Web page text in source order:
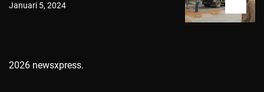
Januari 5, 2024
2026 newsxpress.